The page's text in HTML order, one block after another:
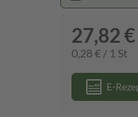
27,82 €
0,28 € / 1 St
E-